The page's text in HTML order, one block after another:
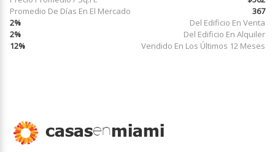
367
Promedio De Días En El Mercado
Del Edificio En Venta
2%
Del Edificio En Alquiler
2%
Vendido En Los Últimos 12 Meses
12%
casasenmiami